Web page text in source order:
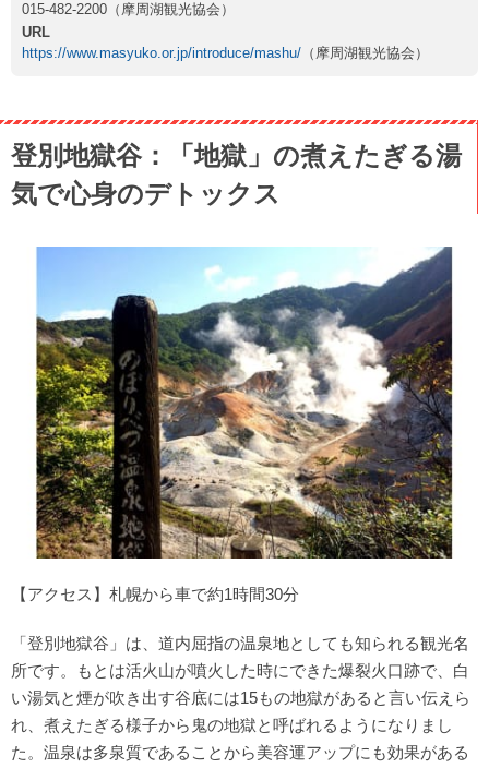
015-482-2200（摩周湖観光協会）
URL
https://www.masyuko.or.jp/introduce/mashu/ （摩周湖観光協会）
登別地獄谷：「地獄」の煮えたぎる湯
気で心身のデトックス
【アクセス】札幌から車で約1時間30分
「登別地獄谷」は、道内屈指の温泉地としても知られる観光名
所です。もとは活火山が噴火した時にできた爆裂火口跡で、白
い湯気と煙が吹き出す谷底には15もの地獄があると言い伝えら
れ、煮えたぎる様子から鬼の地獄と呼ばれるようになりまし
た。温泉は多泉質であることから美容運アップにも効果がある